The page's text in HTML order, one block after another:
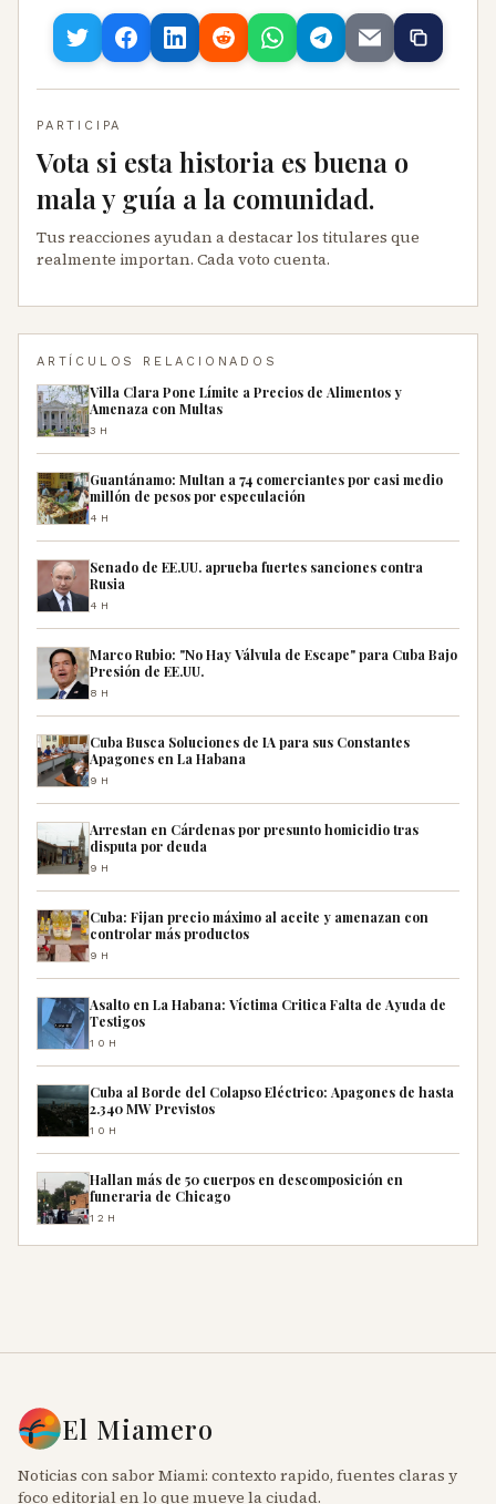
PARTICIPA
Vota si esta historia es buena o
mala y guía a la comunidad.
Tus reacciones ayudan a destacar los titulares que
realmente importan. Cada voto cuenta.
ARTÍCULOS RELACIONADOS
Villa Clara Pone Límite a Precios de Alimentos y
Amenaza con Multas
3H
Guantánamo: Multan a 74 comerciantes por casi medio
millón de pesos por especulación
4H
Senado de EE.UU. aprueba fuertes sanciones contra
Rusia
4H
Marco Rubio: "No Hay Válvula de Escape" para Cuba Bajo
Presión de EE.UU.
8H
Cuba Busca Soluciones de IA para sus Constantes
Apagones en La Habana
9H
Arrestan en Cárdenas por presunto homicidio tras
disputa por deuda
9H
Cuba: Fijan precio máximo al aceite y amenazan con
controlar más productos
9H
Asalto en La Habana: Víctima Critica Falta de Ayuda de
Testigos
10H
Cuba al Borde del Colapso Eléctrico: Apagones de hasta
2.340 MW Previstos
10H
Hallan más de 50 cuerpos en descomposición en
funeraria de Chicago
12H
El Miamero
Noticias con sabor Miami: contexto rapido, fuentes claras y
foco editorial en lo que mueve la ciudad.